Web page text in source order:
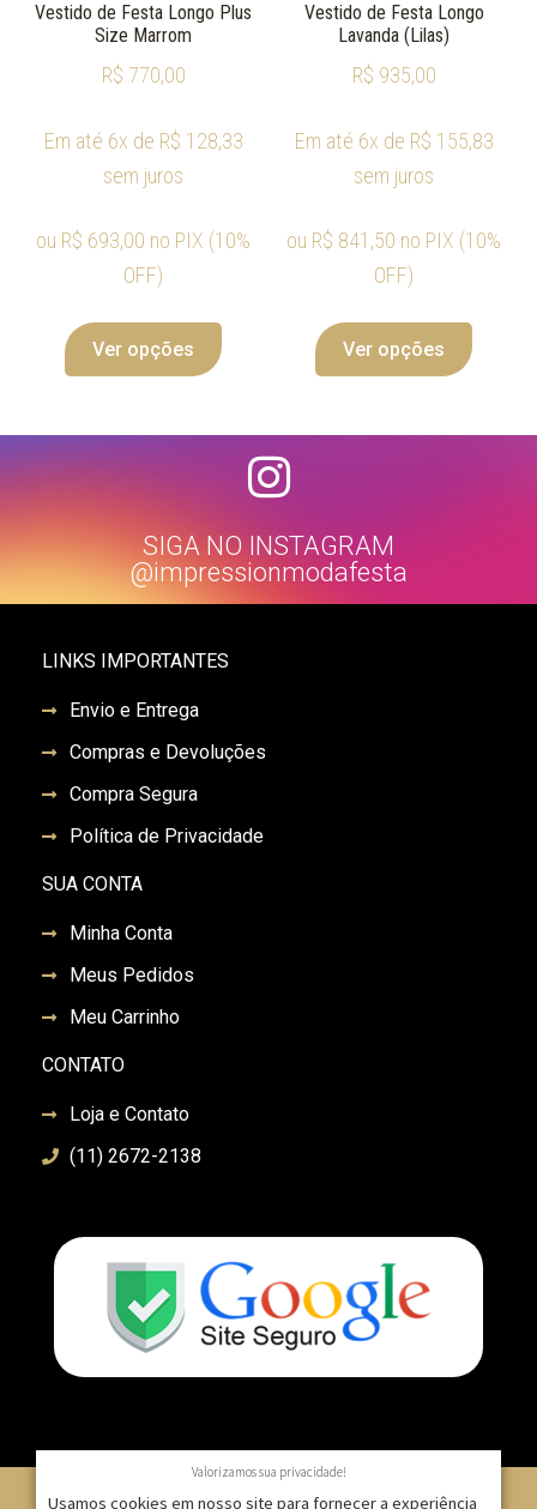
Vestido de Festa Longo Plus
Size Marrom
R$ 770,00
Em até 6x de R$ 128,33
sem juros
ou R$ 693,00 no PIX (10%
OFF)
Ver opções
Vestido de Festa Longo
Lavanda (Lilas)
R$ 935,00
Em até 6x de R$ 155,83
sem juros
ou R$ 841,50 no PIX (10%
OFF)
Ver opções
SIGA NO INSTAGRAM
@impressionmodafesta
LINKS IMPORTANTES
Envio e Entrega
Compras e Devoluções
Compra Segura
Política de Privacidade
SUA CONTA
Minha Conta
Meus Pedidos
Meu Carrinho
CONTATO
Loja e Contato
(11) 2672-2138
Valorizamos sua privacidade!
Usamos cookies em nosso site para fornecer a experiência